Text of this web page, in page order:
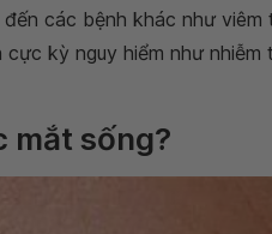
các bệnh khác như viêm
kỳ nguy hiểm như nhiễm
mắt sống?